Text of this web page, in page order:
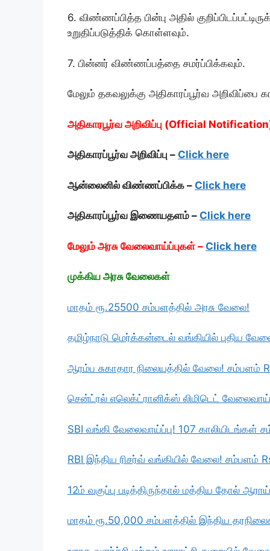
6. விண்ணப்பித்த பின்பு அதில்
உறுதிப்படுத்திக் கொள்ளவும்.
7. பின்னர் விண்ணப்பத்தை சமர்ப்பிக்கவும்.
மேலும் தகவலுக்கு அதிகாரப்பூர்வ அறிவிப்பை
அதிகாரபூர்வ அறிவிப்பு (Official
அதிகாரப்பூர்வ அறிவிப்பு – Click here
ஆன்லைனில் விண்ணப்பிக்க – Click here
அதிகாரப்பூர்வ இணையதளம் – Click here
மேலும் அரசு வேலைவாய்ப்புகள் – Click here
முக்கிய அரசு வேலைகள்
மாதம் ரூ.25500 சம்பளத்தில் அரசு வேலை!
தமிழ்நாடு மெர்க்கன்டைல் வங்கியில் புதிய
ஆரம்ப சுகாதார நிலையத்தில் வேலை! சம்பளம்
சென்ட்ரல் எலெக்ட்ரானிக்ஸ் லிமிடெட்
SBI வங்கி வேலைவாய்ப்பு! 107 காலியிடங்கள்
RBI இந்திய ரிசர்வ் வங்கியில் வேலை! சம்பளம்
12ம் வகுப்பு படித்திருந்தால் மத்திய தோல்
மாதம் ரூ.50,000 சம்பளத்தில் இந்திய